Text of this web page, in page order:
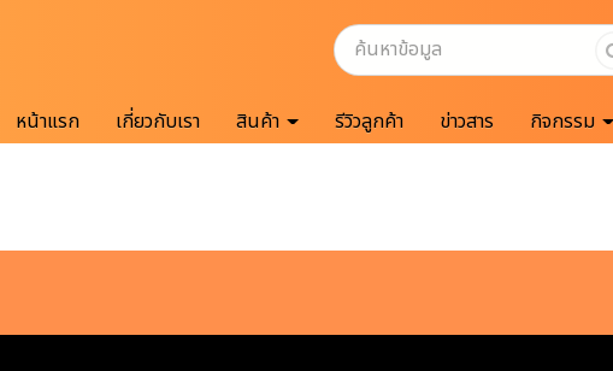
หน้าแรก เกี่ยวกับเรา สินค้า รีวิวลูกค้า ข่าวสาร กิจกรรม